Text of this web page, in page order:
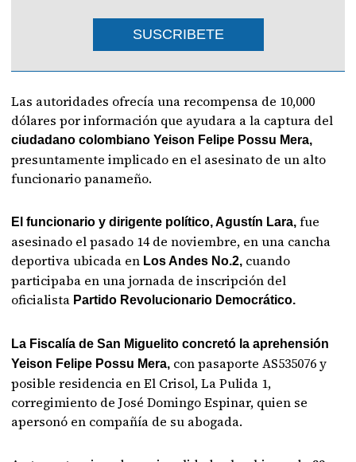
SUSCRIBETE
Las autoridades ofrecía una recompensa de 10,000
dólares por información que ayudara a la captura del
ciudadano colombiano Yeison Felipe Possu Mera,
presuntamente implicado en el asesinato de un alto
funcionario panameño.
El funcionario y dirigente político, Agustín Lara, fue
asesinado el pasado 14 de noviembre, en una cancha
deportiva ubicada en Los Andes No.2, cuando
participaba en una jornada de inscripción del
oficialista Partido Revolucionario Democrático.
La Fiscalía de San Miguelito concretó la aprehensión
Yeison Felipe Possu Mera, con pasaporte AS535076 y
posible residencia en El Crisol, La Pulida 1,
corregimiento de José Domingo Espinar, quien se
apersonó en compañía de su abogada.